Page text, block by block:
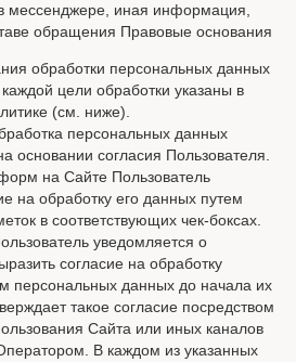
мессенджере, иная информация,
обращения Правовые основания
обработки персональных данных
цели обработки указаны в
(см. ниже).
персональных данных
основании согласия Пользователя.
на Сайте Пользователь
на обработку его данных путем
в соответствующих чек-боксах.
уведомляется о
согласие на обработку
персональных данных до начала их
такое согласие посредством
Сайта или иных каналов
В каждом из указанных